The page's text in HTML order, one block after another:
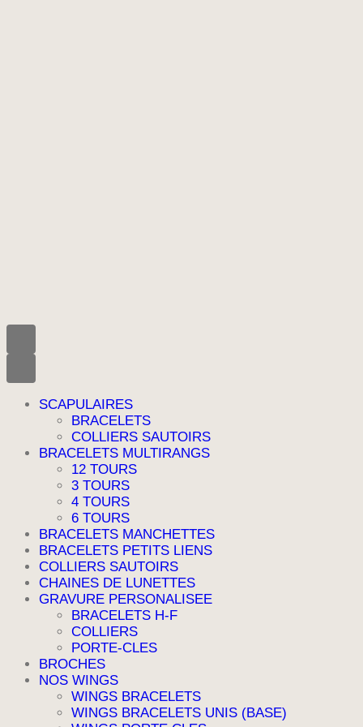
SCAPULAIRES
BRACELETS
COLLIERS SAUTOIRS
BRACELETS MULTIRANGS
12 TOURS
3 TOURS
4 TOURS
6 TOURS
BRACELETS MANCHETTES
BRACELETS PETITS LIENS
COLLIERS SAUTOIRS
CHAINES DE LUNETTES
GRAVURE PERSONALISEE
BRACELETS H-F
COLLIERS
PORTE-CLES
BROCHES
NOS WINGS
WINGS BRACELETS
WINGS BRACELETS UNIS (BASE)